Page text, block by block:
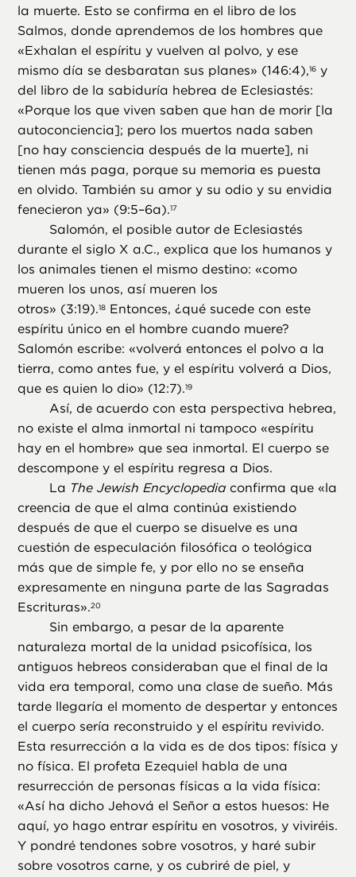
la muerte. Esto se confirma en el libro de los
Salmos, donde aprendemos de los hombres que
«Exhalan el espíritu y vuelven al polvo, y ese
mismo día se desbaratan sus planes» (146:4),16 y
del libro de la sabiduría hebrea de Eclesiastés:
«Porque los que viven saben que han de morir [la
autoconciencia]; pero los muertos nada saben
[no hay consciencia después de la muerte], ni
tienen más paga, porque su memoria es puesta
en olvido. También su amor y su odio y su envidia
fenecieron ya» (9:5–6a).17
Salomón, el posible autor de Eclesiastés
durante el siglo X a.C., explica que los humanos y
los animales tienen el mismo destino: «como
mueren los unos, así mueren los
otros» (3:19).18 Entonces, ¿qué sucede con este
espíritu único en el hombre cuando muere?
Salomón escribe: «volverá entonces el polvo a la
tierra, como antes fue, y el espíritu volverá a Dios,
que es quien lo dio» (12:7).19
Así, de acuerdo con esta perspectiva hebrea,
no existe el alma inmortal ni tampoco «espíritu
hay en el hombre» que sea inmortal. El cuerpo se
descompone y el espíritu regresa a Dios.
La The Jewish Encyclopedia confirma que «la
creencia de que el alma continúa existiendo
después de que el cuerpo se disuelve es una
cuestión de especulación filosófica o teológica
más que de simple fe, y por ello no se enseña
expresamente en ninguna parte de las Sagradas
Escrituras».20
Sin embargo, a pesar de la aparente
naturaleza mortal de la unidad psicofísica, los
antiguos hebreos consideraban que el final de la
vida era temporal, como una clase de sueño. Más
tarde llegaría el momento de despertar y entonces
el cuerpo sería reconstruido y el espíritu revivido.
Esta resurrección a la vida es de dos tipos: física y
no física. El profeta Ezequiel habla de una
resurrección de personas físicas a la vida física:
«Así ha dicho Jehová el Señor a estos huesos: He
aquí, yo hago entrar espíritu en vosotros, y viviréis.
Y pondré tendones sobre vosotros, y haré subir
sobre vosotros carne, y os cubriré de piel, y